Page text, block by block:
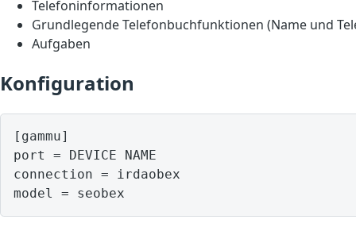
Telefoninformationen
Grundlegende Telefonbuchfunktionen (Name und
Aufgaben
Konfiguration
[gammu]
port = DEVICE NAME
connection = irdaobex
model = seobex